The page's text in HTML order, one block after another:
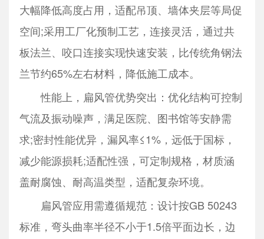
大幅降低高度占用，适配吊顶、墙体夹层等局促
空间;采用工厂化预制工艺，连接灵活，通过共
板法兰、咬口连接实现快速安装，比传统角钢法
兰节约65%左右材料，降低施工成本。
性能上，扁风管优势突出：优化结构可控制
气流及振动噪声，满足医院、图书馆等安静需
求;密封性能优异，漏风率≤1%，远低于国标，
减少能源损耗;适配性强，可定制规格，材质涵
盖耐腐蚀、耐高温类型，适配复杂环境。
扁风管应用需遵循规范：设计按GB 50243
标准，弯头曲率半径不小于1.5倍平面边长，边